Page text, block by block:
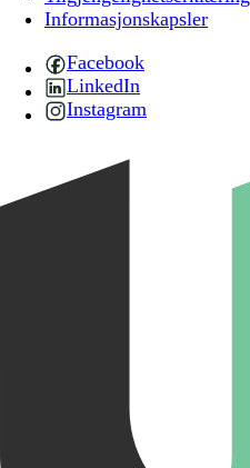
Informasjonskapsler
Facebook
LinkedIn
Instagram